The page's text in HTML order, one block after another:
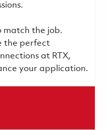
match the job.
the perfect
at RTX,
your application.